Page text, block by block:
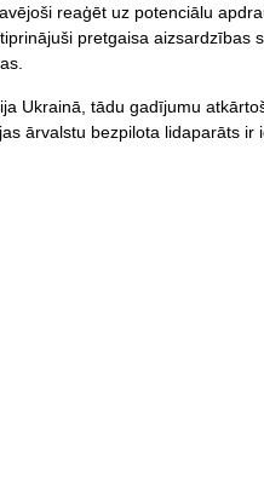
reaģēt uz potenciālu
pretgaisa aizsardzības
Ukrainā, tādu gadījumu
ārvalstu bezpilota lidaparāts ir